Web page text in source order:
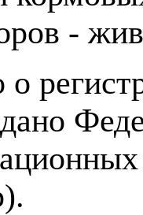
-
о